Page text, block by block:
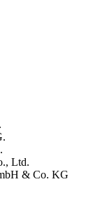
Ltd.
& Co. KG